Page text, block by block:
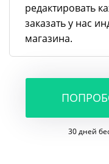
редактировать
заказать у нас
магазина.
30 дней